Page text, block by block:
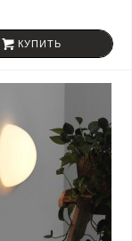
КУПИТЬ